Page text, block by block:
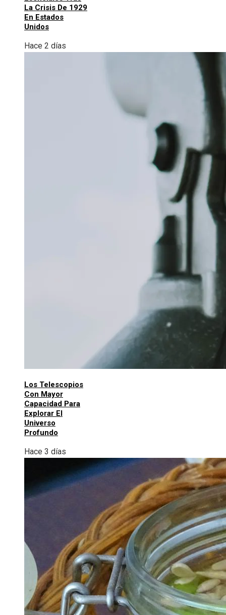
La Crisis De 1929
En Estados
Unidos
Hace 2 días
Los Telescopios
Con Mayor
Capacidad Para
Explorar El
Universo
Profundo
Hace 3 días